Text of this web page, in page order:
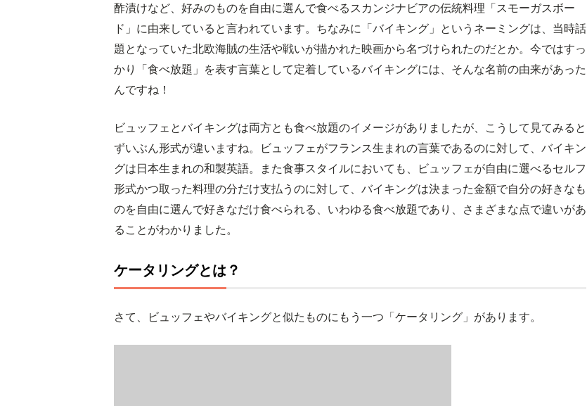
酢漬けなど、好みのものを自由に選んで食べるスカンジナビアの伝統料理「スモーガスボー
ド」に由来していると言われています。ちなみに「バイキング」というネーミングは、当時話
題となっていた北欧海賊の生活や戦いが描かれた映画から名づけられたのだとか。今ではすっ
かり「食べ放題」を表す言葉として定着しているバイキングには、そんな名前の由来があった
んですね！
ビュッフェとバイキングは両方とも食べ放題のイメージがありましたが、こうして見てみると
ずいぶん形式が違いますね。ビュッフェがフランス生まれの言葉であるのに対して、バイキン
グは日本生まれの和製英語。また食事スタイルにおいても、ビュッフェが自由に選べるセルフ
形式かつ取った料理の分だけ支払うのに対して、バイキングは決まった金額で自分の好きなも
のを自由に選んで好きなだけ食べられる、いわゆる食べ放題であり、さまざまな点で違いがあ
ることがわかりました。
ケータリングとは？
さて、ビュッフェやバイキングと似たものにもう一つ「ケータリング」があります。